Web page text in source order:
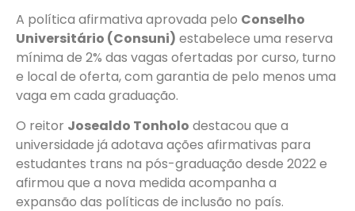
A política afirmativa aprovada pelo Conselho
Universitário (Consuni) estabelece uma reserva
mínima de 2% das vagas ofertadas por curso, turno
e local de oferta, com garantia de pelo menos uma
vaga em cada graduação.
O reitor Josealdo Tonholo destacou que a
universidade já adotava ações afirmativas para
estudantes trans na pós-graduação desde 2022 e
afirmou que a nova medida acompanha a
expansão das políticas de inclusão no país.